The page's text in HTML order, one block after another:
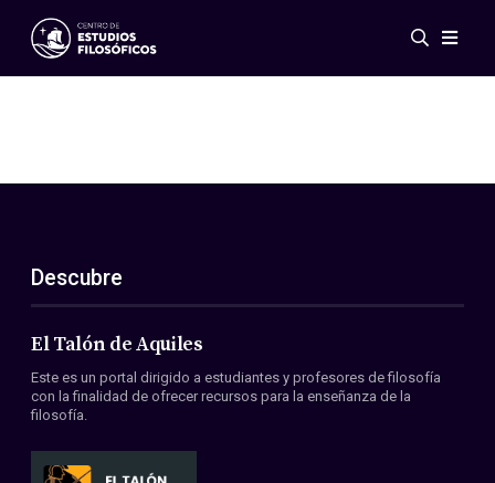
Eventos
ES
EN
Acerca de nosotros
Miembros
Convenios
Descubre
El Talón de Aquiles
Este es un portal dirigido a estudiantes y profesores de filosofía
con la finalidad de ofrecer recursos para la enseñanza de la
filosofía.